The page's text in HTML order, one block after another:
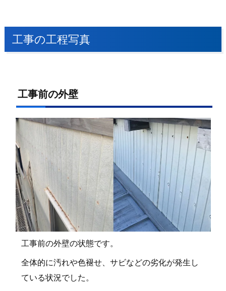
工事の工程写真
工事前の外壁
工事前の外壁の状態です。
全体的に汚れや色褪せ、サビなどの劣化が発生し
ている状況でした。